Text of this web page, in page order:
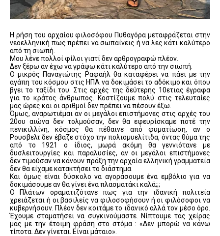
Η ρήση του αρχαίου φιλοσόφου Πυθαγόρα μεταφράζεται στην
νεοελληνική πως πρέπει να σωπαίνεις ή να λες κάτι καλύτερο
από τη σιωπή.
Μου λένε πολλοί φίλοι γιατί δεν αρθρογραφώ πλέον.
Δεν ξέρω αν έχω να γράψω κάτι καλύτερο από την σιωπή.
Ο μικρός Παναγιώτης Ραφαήλ θα καταφέρει να πάει με την
αγάπη του κόσμου στις ΗΠΑ να δοκιμάσει το αδόκιμο και όπου
βγει το ταξίδι του. Στις αρχές της δεύτερης 10ετιας έγραφα
για το κράτος άνθρωπος. Κοστίζουμε πολύ στις τελευταίες
μας ώρες και οι αριθμοί δεν πρέπει να πέσουν έξω.
Όμως, αναρωτιέμαι αν οι μεγάλοι επιστήμονες στις αρχές του
20ου αιώνα δεν τολμούσαν, δεν θα εφευρίσκαμε ποτέ την
πενικιλλίνη, κόσμος θα πέθαινε από φυματίωση, αν ο
Ρουσβελτ δεν έβαζε στόχο την πολιομυελίτιδα, όντας θύμα της
από το 1921 ο ίδιος, μωρά ακόμη θα γεννιότανε με
δυσλειτουργίες και παραλυσίες, αν οι μεγάλοι επιστήμονες
δεν τιμούσαν να κάνουν πράξη την αρχαία ελληνική γραμματεία
δεν θα είχαμε κατακτήσει το διάστημα.
Και όμως είναι δύσκολο να αγοράσουμε ένα εμβόλιο για να
δοκιμάσουμε αν θα γίνει ένα πλασματάκι καλά;;;
Ο Πλάτων οραματιζότανε πως για την ιδανική πολιτεία
χρειάζεται ή οι βασιλείς να φιλοσοφήσουν ή οι φιλόσοφοι να
κυβερνήσουν. Πλέον δεν κοιτάμε το ιδανικό αλλά τον μέσο όρο.
Έχουμε σταματήσει να συγκινούμαστε. Νίπτουμε τας χείρας
μας με την έτοιμη φράση στο στόμα : «Δεν μπορώ να κάνω
τίποτα. Δεν γίνεται. Είναι μάταιο».